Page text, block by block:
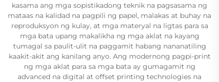
kasama ang mga sopistikadong teknik na pagsasama ng
mataas na kalidad na pagpili ng papel, malakas at buhay na
reproduksyon ng kulay, at mga materyal na ligtas para sa
mga bata upang makalikha ng mga aklat na kayang
tumagal sa paulit-ulit na paggamit habang nananatiling
kaakit-akit ang kanilang anyo. Ang modernong pagpi-print
ng mga aklat para sa mga bata ay gumagamit ng
advanced na digital at offset printing technologies na